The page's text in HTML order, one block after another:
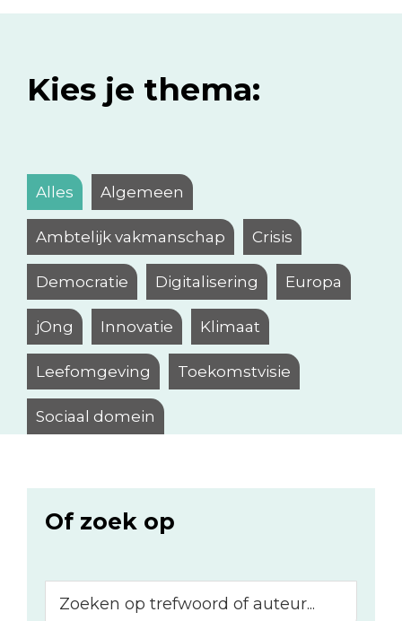
Kies je thema:
Alles Algemeen
Ambtelijk vakmanschap Crisis
Democratie Digitalisering Europa
jOng Innovatie Klimaat
Leefomgeving Toekomstvisie
Sociaal domein
Of zoek op
op